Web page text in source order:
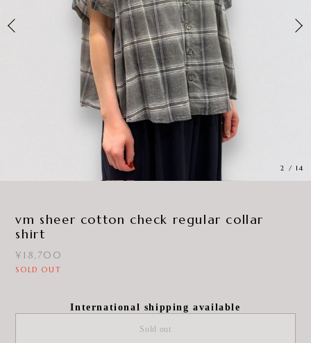
2 / 14
vm sheer cotton check regular collar
shirt
¥18,700
SOLD OUT
International shipping available
Sold out